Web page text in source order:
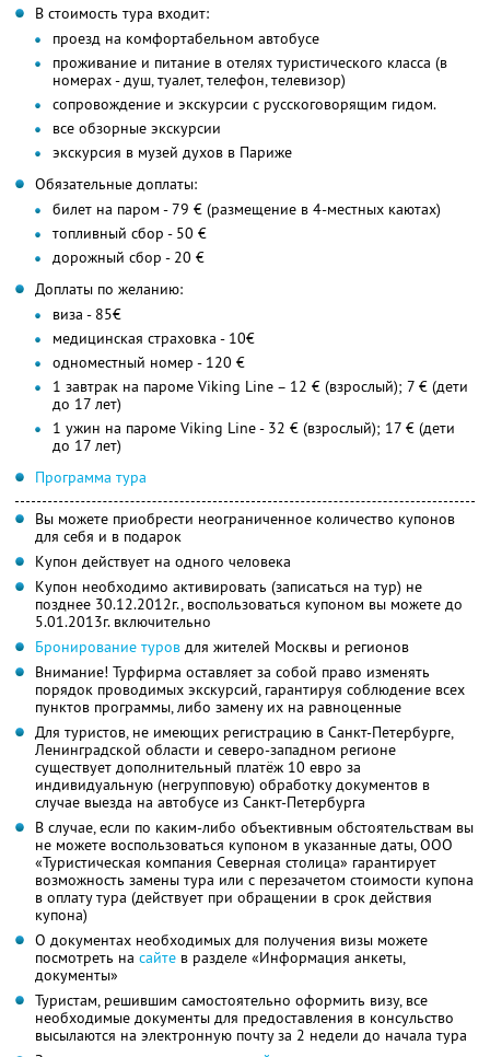
В стоимость тура входит:
проезд на комфортабельном автобусе
проживание и питание в отелях туристического класса (в
номерах - душ, туалет, телефон, телевизор)
сопровождение и экскурсии с русскоговорящим гидом.
все обзорные экскурсии
экскурсия в музей духов в Париже
Обязательные доплаты:
билет на паром - 79 € (размещение в 4-местных каютах)
топливный сбор - 50 €
дорожный сбор - 20 €
Доплаты по желанию:
виза - 85€
медицинская страховка - 10€
одноместный номер - 120 €
1 завтрак на пароме Viking Line – 12 € (взрослый); 7 € (дети
до 17 лет)
1 ужин на пароме Viking Line - 32 € (взрослый); 17 € (дети
до 17 лет)
Программа тура
Вы можете приобрести неограниченное количество купонов
для себя и в подарок
Купон действует на одного человека
Купон необходимо активировать (записаться на тур) не
позднее 30.12.2012г., воспользоваться купоном вы можете до
5.01.2013г. включительно
Бронирование туров для жителей Москвы и регионов
Внимание! Турфирма оставляет за собой право изменять
порядок проводимых экскурсий, гарантируя соблюдение всех
пунктов программы, либо замену их на равноценные
Для туристов, не имеющих регистрацию в Санкт-Петербурге,
Ленинградской области и северо-западном регионе
существует дополнительный платёж 10 евро за
индивидуальную (негрупповую) обработку документов в
случае выезда на автобусе из Санкт-Петербурга
В случае, если по каким-либо объективным обстоятельствам вы
не можете воспользоваться купоном в указанные даты, ООО
«Туристическая компания Северная столица» гарантирует
возможность замены тура или с перезачетом стоимости купона
в оплату тура (действует при обращении в срок действия
купона)
О документах необходимых для получения визы можете
посмотреть на сайте в разделе «Информация анкеты,
документы»
Туристам, решившим самостоятельно оформить визу, все
необходимые документы для предоставления в консульство
высылаются на электронную почту за 2 недели до начала тура